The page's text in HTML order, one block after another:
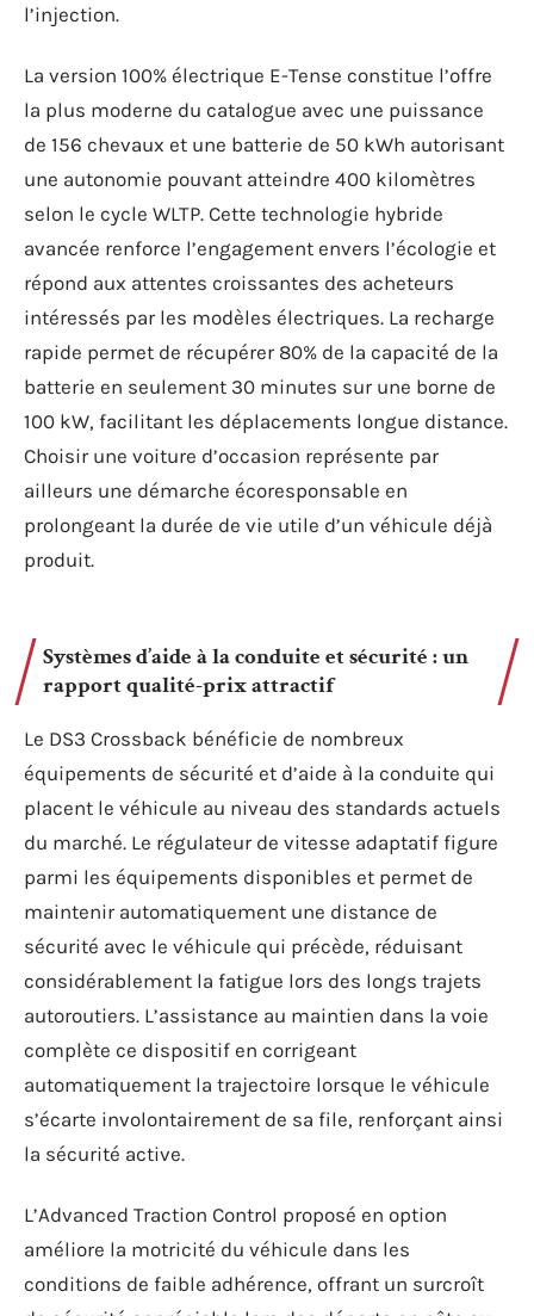
l’injection.
La version 100% électrique E-Tense constitue l’offre
la plus moderne du catalogue avec une puissance
de 156 chevaux et une batterie de 50 kWh autorisant
une autonomie pouvant atteindre 400 kilomètres
selon le cycle WLTP. Cette technologie hybride
avancée renforce l’engagement envers l’écologie et
répond aux attentes croissantes des acheteurs
intéressés par les modèles électriques. La recharge
rapide permet de récupérer 80% de la capacité de la
batterie en seulement 30 minutes sur une borne de
100 kW, facilitant les déplacements longue distance.
Choisir une voiture d’occasion représente par
ailleurs une démarche écoresponsable en
prolongeant la durée de vie utile d’un véhicule déjà
produit.
Systèmes d’aide à la conduite et sécurité : un
rapport qualité-prix attractif
Le DS3 Crossback bénéficie de nombreux
équipements de sécurité et d’aide à la conduite qui
placent le véhicule au niveau des standards actuels
du marché. Le régulateur de vitesse adaptatif figure
parmi les équipements disponibles et permet de
maintenir automatiquement une distance de
sécurité avec le véhicule qui précède, réduisant
considérablement la fatigue lors des longs trajets
autoroutiers. L’assistance au maintien dans la voie
complète ce dispositif en corrigeant
automatiquement la trajectoire lorsque le véhicule
s’écarte involontairement de sa file, renforçant ainsi
la sécurité active.
L’Advanced Traction Control proposé en option
améliore la motricité du véhicule dans les
conditions de faible adhérence, offrant un surcroît